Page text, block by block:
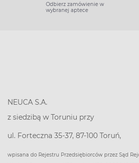
Odbierz zamówienie w
wybranej aptece
NEUCA S.A.
z siedzibą w Toruniu przy
ul. Forteczna 35-37, 87-100 Toruń,
wpisana do Rejestru Przedsiębiorców przez Sąd